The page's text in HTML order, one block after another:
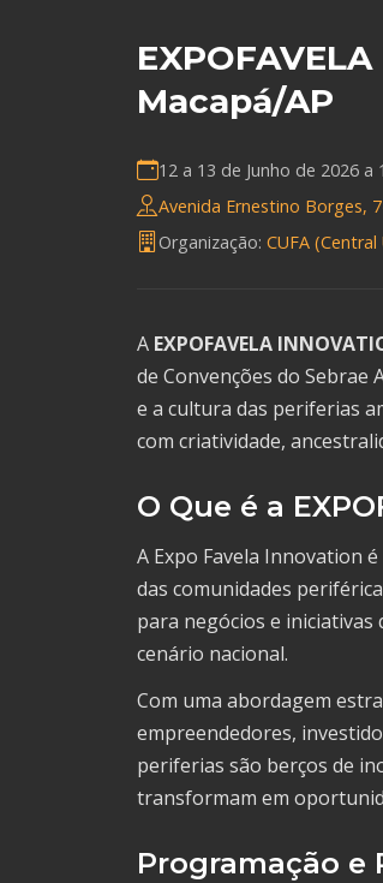
Macapá/AP
12 a 13 de Junho de 2026 a
Avenida Ernestino Borges,
Organização: CUFA
A EXPOFAVELA
de Convenções do Sebrae
e a cultura das periferias
com criatividade,
O Que é a
A Expo Favela Innovation
das comunidades
para negócios e
cenário nacional.
Com uma abordagem
empreendedores,
periferias são berços de
transformam em
Programação e